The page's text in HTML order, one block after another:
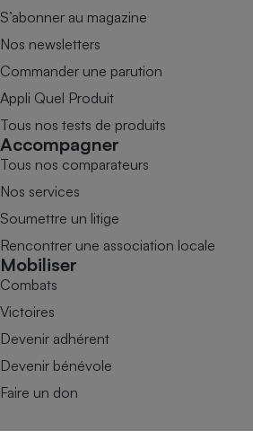
S’abonner au magazine
Nos newsletters
Commander une parution
Appli Quel Produit
Tous nos tests de produits
Accompagner
Tous nos comparateurs
Nos services
Soumettre un litige
Rencontrer une association locale
Mobiliser
Combats
Victoires
Devenir adhérent
Devenir bénévole
Faire un don